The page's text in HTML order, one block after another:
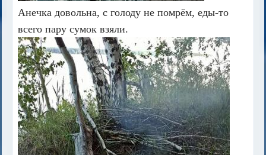
Анечка довольна, с голоду не помрём, еды-то
всего пару сумок взяли.